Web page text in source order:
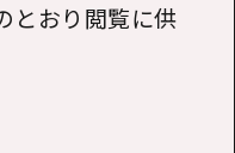
とおり閲覧に供